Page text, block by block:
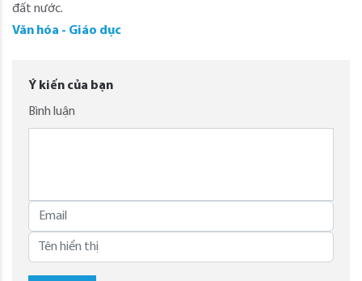
đất nước.
Văn hóa - Giáo dục
Ý kiến của bạn
Bình luận